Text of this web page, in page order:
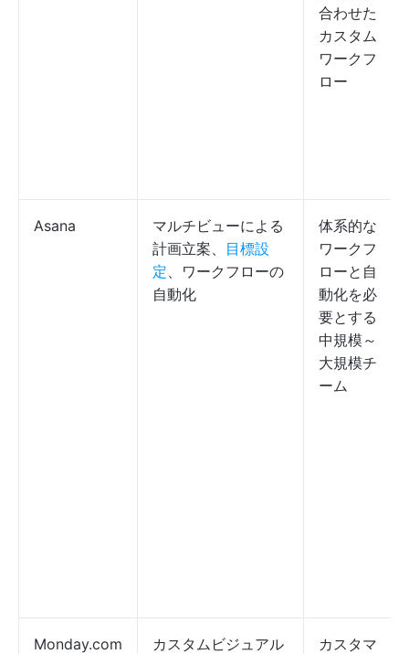
合わせた
カスタム
ワークフ
ロー
Asana
マルチビューによる
計画立案、 目標設
定、ワークフローの
自動化
体系的な
ワークフ
ローと自
動化を必
要とする
中規模～
大規模チ
ーム
Monday.com
カスタムビジュアル
カスタマ